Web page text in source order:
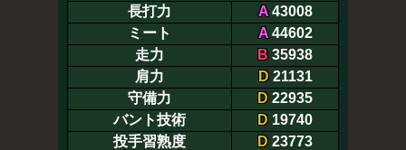
長打力 A43008
ミート
A44602
走力
B 35938
肩力
D21131
守備力
D 22935
バント技術
D 19740
投手習熟度
D 23773